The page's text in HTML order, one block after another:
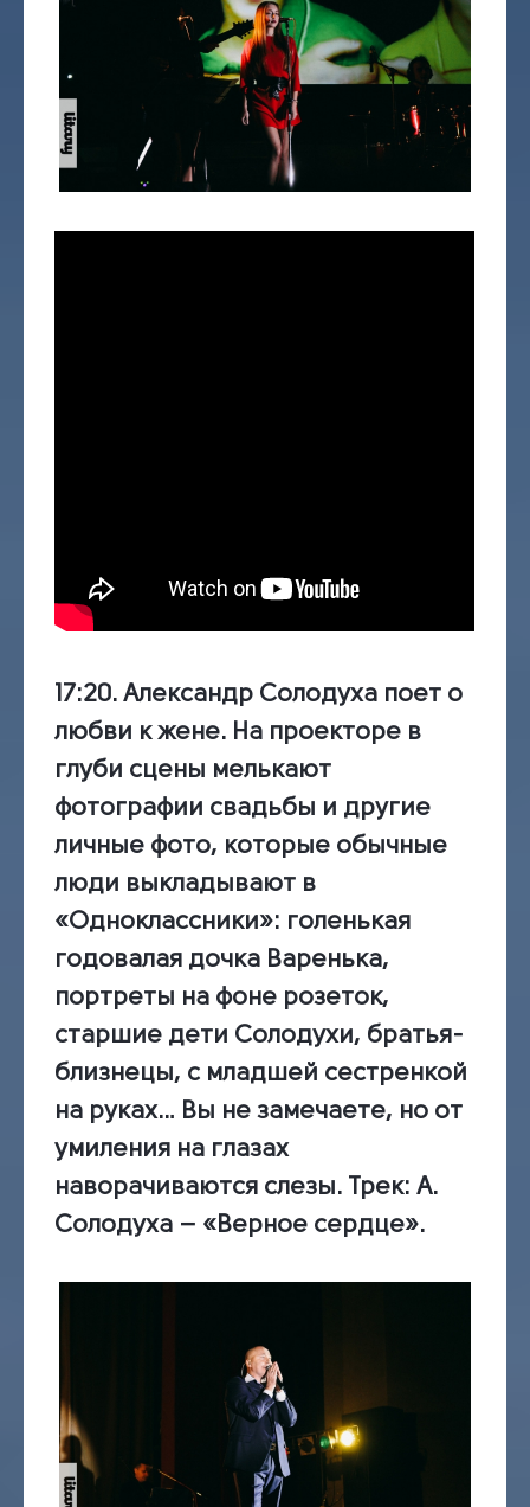
17:20. Александр Солодуха поет о
любви к жене. На проекторе в
глуби сцены мелькают
фотографии свадьбы и другие
личные фото, которые обычные
люди выкладывают в
«Одноклассники»: голенькая
годовалая дочка Варенька,
портреты на фоне розеток,
старшие дети Солодухи, братья-
близнецы, с младшей сестренкой
на руках… Вы не замечаете, но от
умиления на глазах
наворачиваются слезы. Трек: А.
Солодуха – «Верное сердце».